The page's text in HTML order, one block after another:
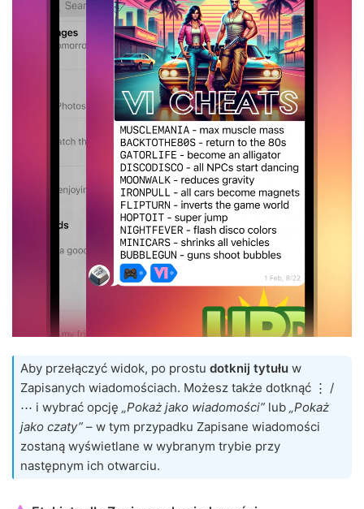
Aby przełączyć widok, po prostu dotknij tytułu w
Zapisanych wiadomościach. Możesz także dotknąć ⋮ /
⋯ i wybrać opcję „Pokaż jako wiadomości” lub „Pokaż
jako czaty” – w tym przypadku Zapisane wiadomości
zostaną wyświetlane w wybranym trybie przy
następnym ich otwarciu.